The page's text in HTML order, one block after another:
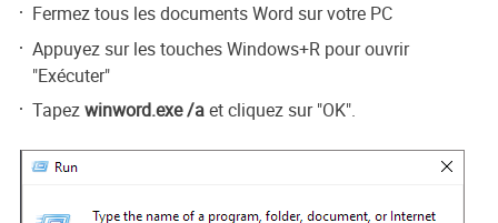
Fermez tous les documents Word sur votre PC
Appuyez sur les touches Windows+R pour ouvrir
"Exécuter"
Tapezwinword.exe /aet cliquez sur "OK".